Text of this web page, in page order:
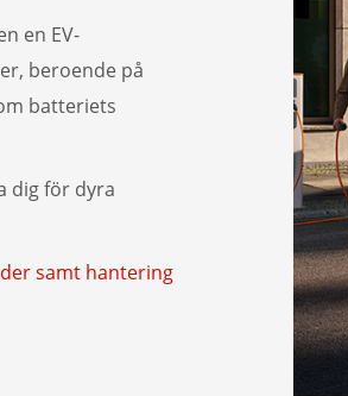
en EV-
beroende på
batteriets
dig för dyra
samt hantering